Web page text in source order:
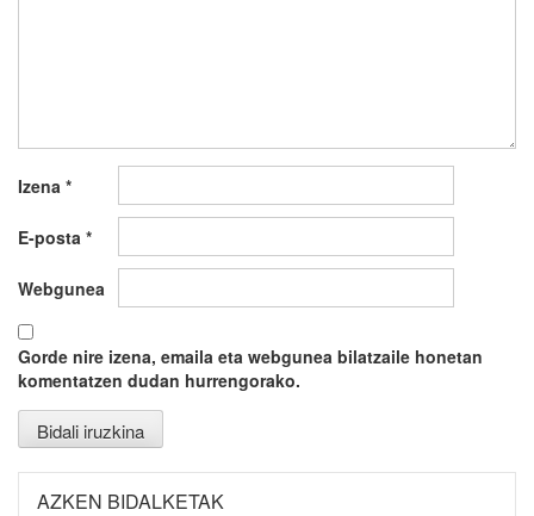
Izena *
E-posta *
Webgunea
Gorde nire izena, emaila eta webgunea bilatzaile honetan
komentatzen dudan hurrengorako.
AZKEN BIDALKETAK